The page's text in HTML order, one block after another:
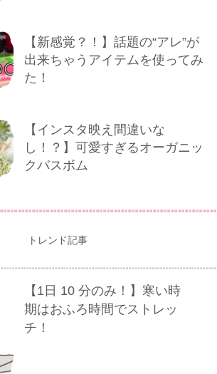
【新感覚？！】話題の“アレ”が
出来ちゃうアイテムを使ってみ
た！
【インスタ映え間違いな
し！？】可愛すぎるオーガニッ
クバスボム
トレンド記事
【1⽇ 10 分のみ！】寒い時
期はおふろ時間でストレッ
チ！